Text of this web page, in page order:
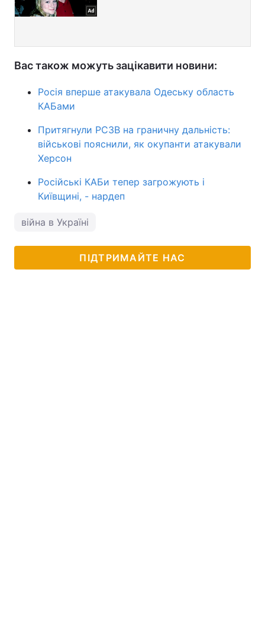
Вас також можуть зацікавити новини:
Росія вперше атакувала Одеську область
КАБами
Притягнули РСЗВ на граничну дальність:
військові пояснили, як окупанти атакували
Херсон
Російські КАБи тепер загрожують і
Київщині, - нардеп
війна в Україні
ПІДТРИМАЙТЕ НАС